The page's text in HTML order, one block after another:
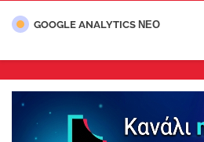
GOOGLE ANALYTICS ΝΕΟ